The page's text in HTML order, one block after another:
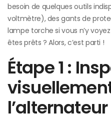
besoin de quelques outils
voltmètre), des gants de
lampe torche si vous n’y
êtes prêts ? Alors, c’est parti !
Étape 1 :
l’alternateur